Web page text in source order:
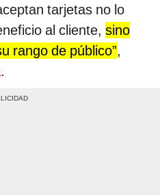
tarjetas no lo
al cliente, sino
rango de público”,
.